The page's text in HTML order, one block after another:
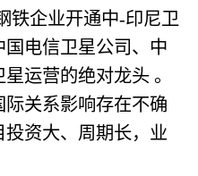
铁企业开通中-印尼卫
电信卫星公司、中
运营的绝对龙头 。
际关系影响存在不确
资大、周期长，业